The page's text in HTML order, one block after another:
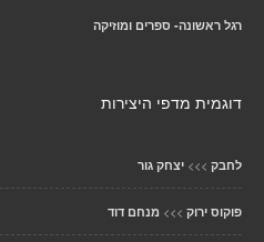
רגל ראשונה- ספרים ומוזיקה
דוגמית מדפי היצירות
לחבק >>> יצחק גור
פוקוס ירוק >>> מנחם דוד